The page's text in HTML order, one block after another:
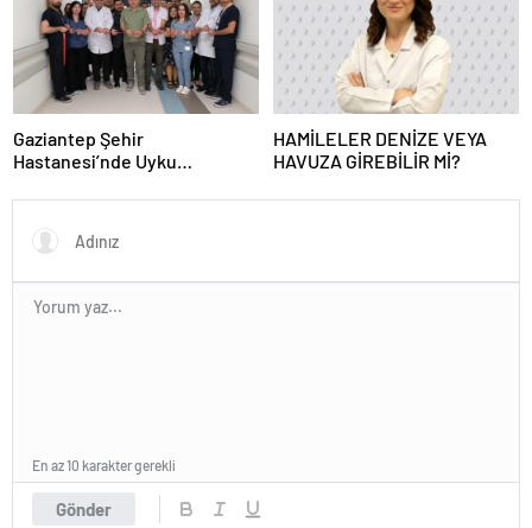
Gaziantep Şehir
Hastanesi’nde Uyku
Hizmete Açıldı
HAMİLELER DENİZE VEYA
HAVUZA GİREBİLİR Mİ?
Gönder
En az 10 karakter gerekli